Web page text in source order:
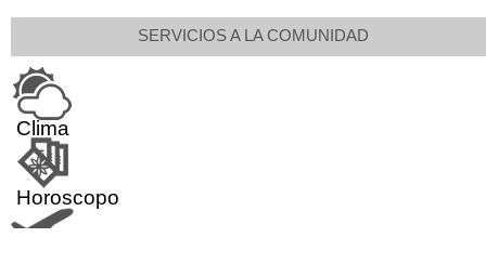
SERVICIOS A LA COMUNIDAD
Clima
Horoscopo